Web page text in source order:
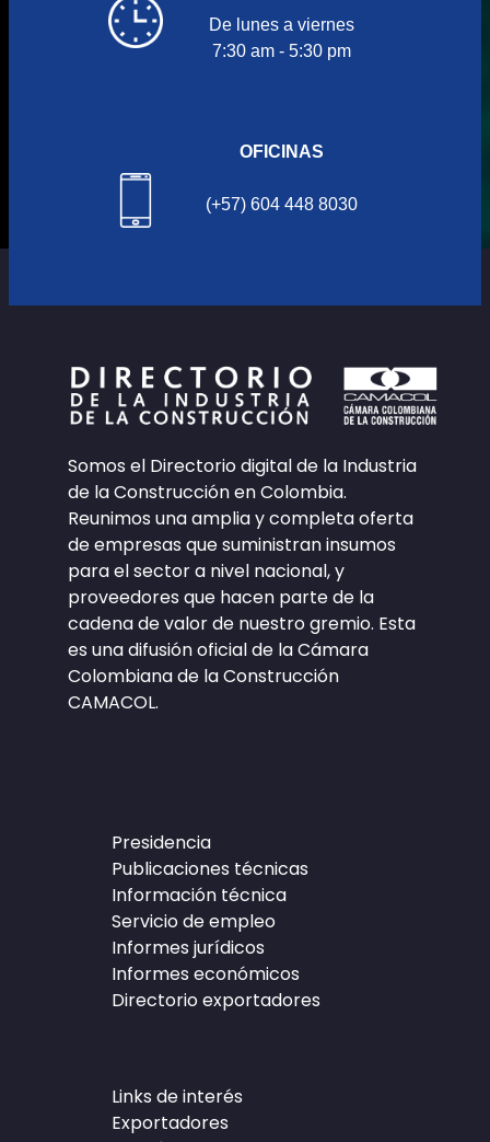
De lunes a viernes
7:30 am - 5:30 pm
OFICINAS
(+57) 604 448 8030
Somos el Directorio digital de la Industria
de la Construcción en Colombia.
Reunimos una amplia y completa oferta
de empresas que suministran insumos
para el sector a nivel nacional, y
proveedores que hacen parte de la
cadena de valor de nuestro gremio. Esta
es una difusión oficial de la Cámara
Colombiana de la Construcción
CAMACOL.
Presidencia
Publicaciones técnicas
Información técnica
Servicio de empleo
Informes jurídicos
Informes económicos
Directorio exportadores
Links de interés
Exportadores